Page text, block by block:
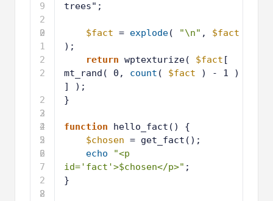
9
2
0
2
1
2
2
2
3
2
4
2
5
2
6
2
7
2
8
2
trees";
$fact = explode( "\n" , $fact
);
return wptexturize( $fact [
mt_rand( 0, count ( $fact
) - 1 )
] );
}
function
hello_fact() {
$chosen = get_fact();
echo
"<p
id='fact'>$chosen</p>" ;
}